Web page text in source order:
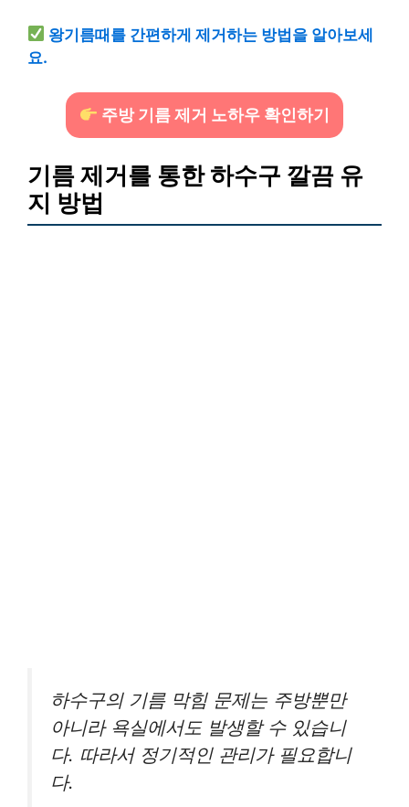
왕기름때를 간편하게 제거하는 방법을 알아보세
요.
주방 기름 제거 노하우 확인하기
기름 제거를 통한 하수구 깔끔 유
지 방법
하수구의 기름 막힘 문제는 주방뿐만
아니라 욕실에서도 발생할 수 있습니
다. 따라서 정기적인 관리가 필요합니
다.